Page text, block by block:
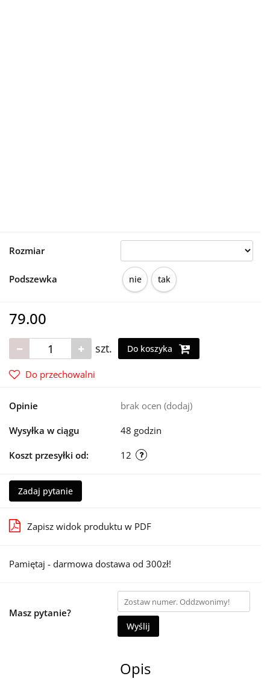
Rozmiar
Podszewka nie tak
79.00
szt. Do koszyka
Do przechowalni
Opinie brak ocen (dodaj)
Wysyłka w ciągu 48 godzin
Koszt przesyłki od: 12
Zadaj pytanie
Zapisz widok produktu w PDF
Pamiętaj - darmowa dostawa od 300zł!
Masz pytanie?
Wyślij
Opis